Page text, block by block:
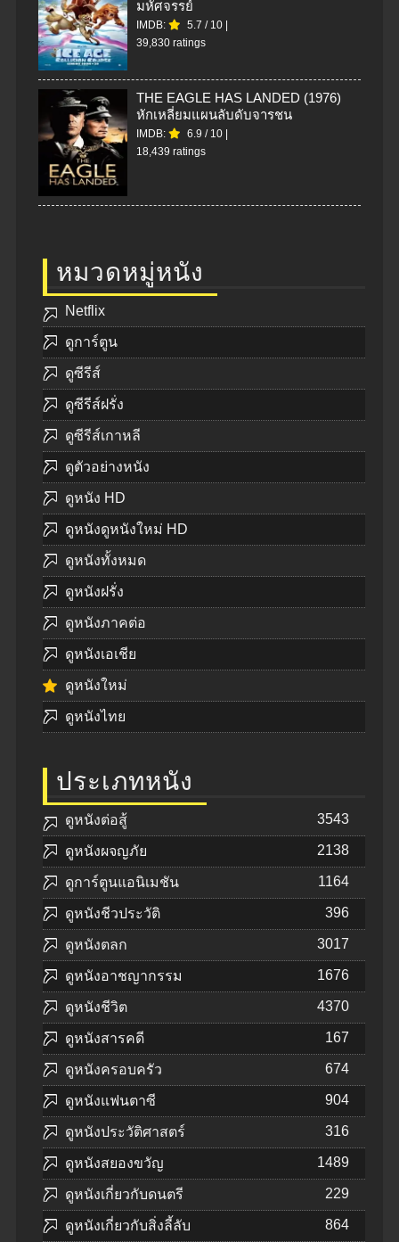
มหัศจรรย์
IMDB: 5.7 / 10 |
39,830 ratings
THE EAGLE HAS LANDED (1976)
หักเหลี่ยมแผนลับดับจารชน
IMDB: 6.9 / 10 |
18,439 ratings
หมวดหมู่หนัง
Netflix
ดูการ์ตูน
ดูซีรีส์
ดูซีรีส์ฝรั่ง
ดูซีรีส์เกาหลี
ดูตัวอย่างหนัง
ดูหนัง HD
ดูหนังดูหนังใหม่ HD
ดูหนังทั้งหมด
ดูหนังฝรั่ง
ดูหนังภาคต่อ
ดูหนังเอเชีย
ดูหนังใหม่
ดูหนังไทย
ประเภทหนัง
ดูหนังต่อสู้ 3543
ดูหนังผจญภัย 2138
ดูการ์ตูนแอนิเมชัน 1164
ดูหนังชีวประวัติ 396
ดูหนังตลก 3017
ดูหนังอาชญากรรม 1676
ดูหนังชีวิต 4370
ดูหนังสารคดี 167
ดูหนังครอบครัว 674
ดูหนังแฟนตาซี 904
ดูหนังประวัติศาสตร์ 316
ดูหนังสยองขวัญ 1489
ดูหนังเกี่ยวกับดนตรี 229
ดูหนังเกี่ยวกับสิ่งลี้ลับ 864